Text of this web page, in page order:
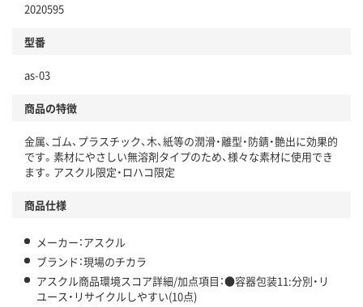
仕組
この商品の環境配慮ポイントです。下記商品詳細「
アスクル商品環境スコア詳細／加点項目
」で確認できます。
2020595
型番
as-03
商品の特徴
金属、ゴム、プラスチック、木、紙等の潤滑・離型・防錆・艶出に効果的
です。素材にやさしい無溶剤タイプのため、様々な素材に使用でき
ます。アスクル限定・ロハコ限定
商品仕様
メーカー：アスクル
ブランド：現場のチカラ
アスクル商品環境スコア詳細/加点項目：●容器包装11:分別・リ
ユース・リサイクルしやすい(10点)